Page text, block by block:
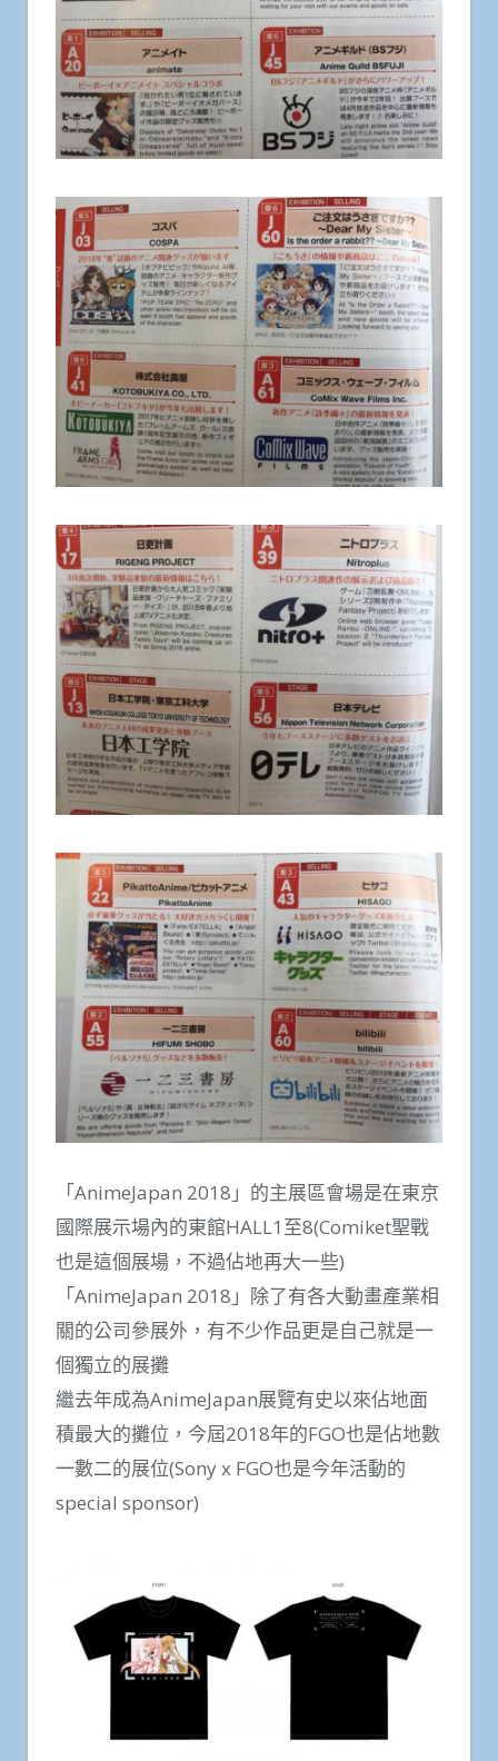
「AnimeJapan 2018」的主展區會場是在東京
國際展示場內的東館HALL1至8(Comiket聖戰
也是這個展場，不過佔地再大一些)
「AnimeJapan 2018」除了有各大動畫產業相
關的公司參展外，有不少作品更是自己就是一
個獨立的展攤
繼去年成為AnimeJapan展覽有史以來佔地面
積最大的攤位，今屆2018年的FGO也是佔地數
一數二的展位(Sony x FGO也是今年活動的
special sponsor)